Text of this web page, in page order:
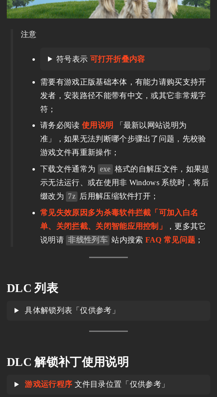
注意
符号表示 可打开折叠内容
需要有游戏正版基础本体，有能力请购买支持开
发者，安装路径不能带有中文，或其它非常规字
符；
请务必阅读 使用说明
「最新以网站说明为
准」，如果无法判断哪个步骤出了问题，先校验
游戏文件再重新操作；
下载文件通常为 exe 格式的自解压文件，如果提
示无法运行、或在使用非 Windows 系统时，将后
缀改为 7z 后用解压缩软件打开；
常见失效原因多为杀毒软件拦截「可加入白名
单、关闭拦截、关闭智能应用控制」
，更多其它
说明请 非线性列车 站内搜索 FAQ 常见问题 ；
DLC 列表
具体解锁列表「仅供参考」
DLC 解锁补丁使用说明
游戏运行程序 文件目录位置「仅供参考」